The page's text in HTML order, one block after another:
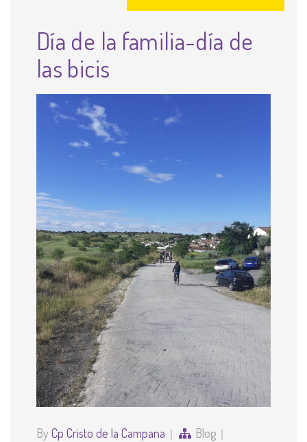
Día de la familia-día de
las bicis
By Cp Cristo de la Campana
Blog